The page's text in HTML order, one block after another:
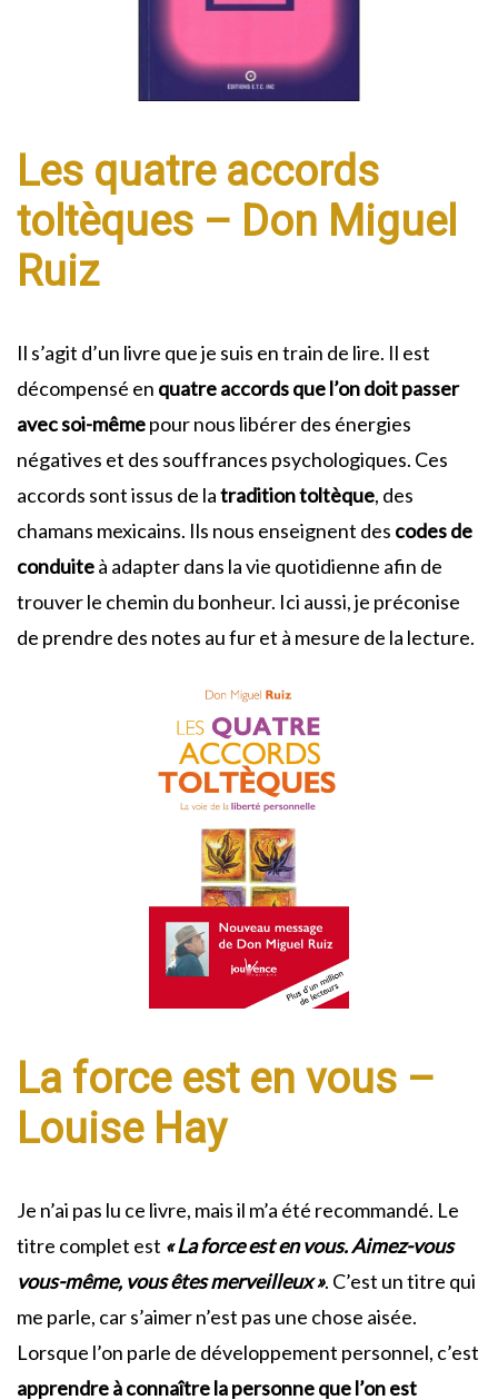
Les quatre accords
toltèques – Don Miguel
Ruiz
Il s’agit d’un livre que je suis en train de lire. Il est
décompensé en quatre accords que l’on doit passer
avec soi-mêmepour nous libérer des énergies
négatives et des souffrances psychologiques. Ces
accords sont issus de latradition toltèque, des
chamans mexicains. Ils nous enseignent des codes de
conduiteà adapter dans la vie quotidienne afin de
trouver le chemin du bonheur. Ici aussi, je préconise
de prendre des notes au fur et à mesure de la lecture.
La force est en vous –
Louise Hay
Je n’ai pas lu ce livre, mais il m’a été recommandé. Le
titre complet est « La force est en vous. Aimez-vous
vous-même, vous êtes merveilleux ». C’est un titre qui
me parle, car s’aimer n’est pas une chose aisée.
Lorsque l’on parle de développement personnel, c’est
apprendre à connaître la personne que l’on est